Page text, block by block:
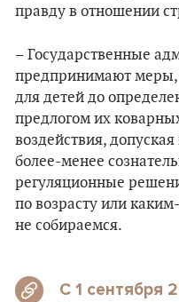
правду в отношении
– Государственные
предпринимают меры,
для детей до
предлогом их
воздействия,
более-менее
регуляционные
по возрасту или
не собираемся.
С 1 сентября